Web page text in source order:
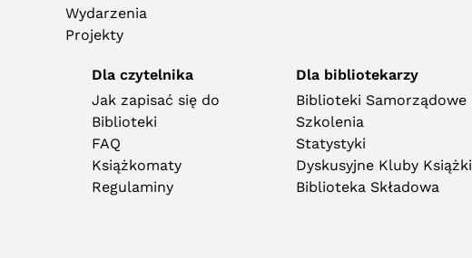
Wydarzenia
Projekty
Dla czytelnika
Jak zapisać się do
Biblioteki
FAQ
Książkomaty
Regulaminy
Dla bibliotekarzy
Biblioteki Samorządowe
Szkolenia
Statystyki
Dyskusyjne Kluby Książki
Biblioteka Składowa